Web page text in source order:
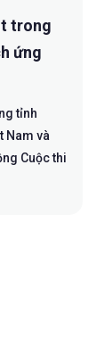
trong
ứng
tỉnh
Nam và
Cuộc thi